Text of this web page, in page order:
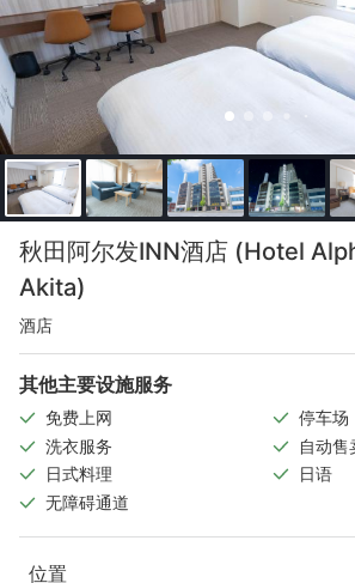
秋田阿尔发INN酒店 (Hotel
Akita)
酒店
其他主要设施服务
免费上网
停车场
洗衣服务
自动售
日式料理
日语
无障碍通道
位置